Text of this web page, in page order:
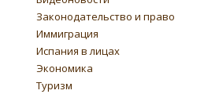
Законодательство и право
Иммиграция
Испания в лицах
Экономика
Туризм